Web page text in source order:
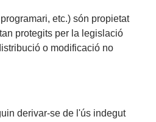
etc.) són propietat
protegits per la legislació
o modificació no
derivar-se de l'ús indegut